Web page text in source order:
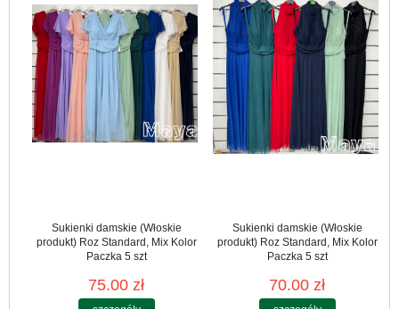
Sukienki damskie (Włoskie
produkt) Roz Standard, Mix Kolor
Paczka 5 szt
75.00 zł
Sukienki damskie (Włoskie
produkt) Roz Standard, Mix Kolor
Paczka 5 szt
70.00 zł